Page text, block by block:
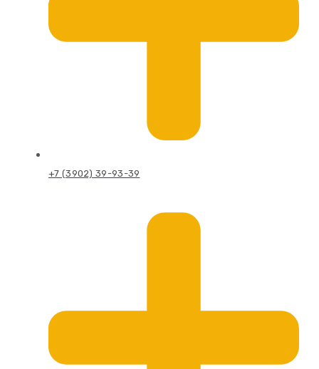
+7 (3902) 39-93-39